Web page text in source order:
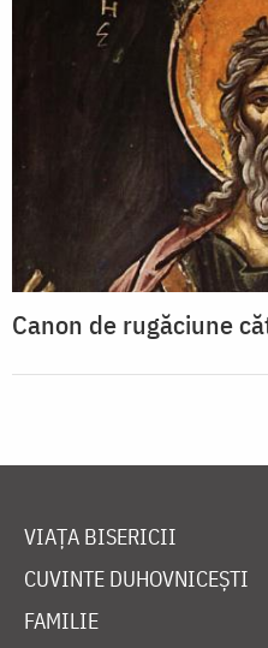
Canon de rugăciune
VIAȚA BISERICII
CUVINTE DUHOVNICEȘTI
FAMILIE